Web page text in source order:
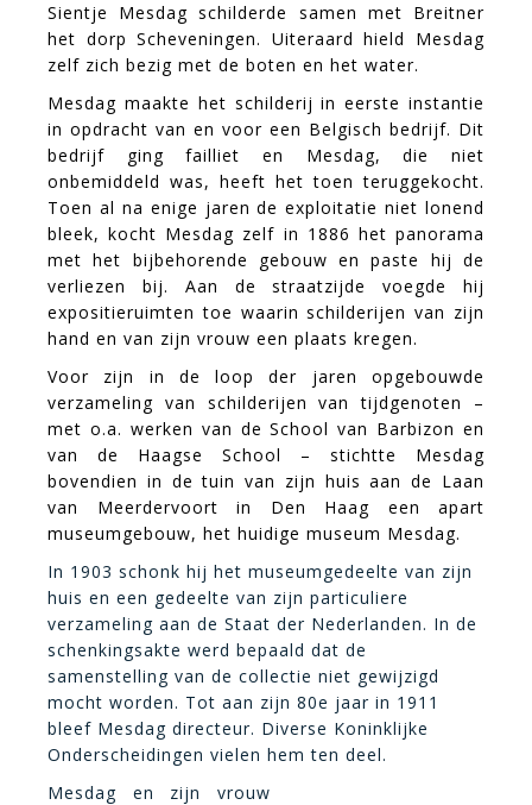
Sientje Mesdag schilderde samen met Breitner
het dorp Scheveningen. Uiteraard hield Mesdag
zelf zich bezig met de boten en het water.
Mesdag maakte het schilderij in eerste instantie
in opdracht van en voor een Belgisch bedrijf. Dit
bedrijf ging failliet en Mesdag, die niet
onbemiddeld was, heeft het toen teruggekocht.
Toen al na enige jaren de exploitatie niet lonend
bleek, kocht Mesdag zelf in 1886 het panorama
met het bijbehorende gebouw en paste hij de
verliezen bij. Aan de straatzijde voegde hij
expositieruimten toe waarin schilderijen van zijn
hand en van zijn vrouw een plaats kregen.
Voor zijn in de loop der jaren opgebouwde
verzameling van schilderijen van tijdgenoten –
met o.a. werken van de School van Barbizon en
van de Haagse School – stichtte Mesdag
bovendien in de tuin van zijn huis aan de Laan
van Meerdervoort in Den Haag een apart
museumgebouw, het huidige museum Mesdag.
In 1903 schonk hij het museumgedeelte van zijn
huis en een gedeelte van zijn particuliere
verzameling aan de Staat der Nederlanden. In de
schenkingsakte werd bepaald dat de
samenstelling van de collectie niet gewijzigd
mocht worden. Tot aan zijn 80e jaar in 1911
bleef Mesdag directeur. Diverse Koninklijke
Onderscheidingen vielen hem ten deel.
Mesdag en zijn vrouw